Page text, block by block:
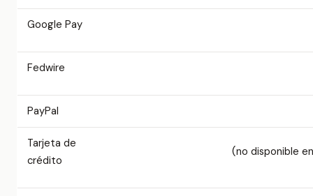
Google Pay
Fedwire
PayPal
Tarjeta de
crédito
(no disponible en